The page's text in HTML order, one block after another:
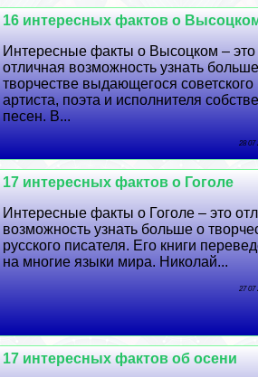
16 интересных фактов о
Интересные факты о Высоцком – это
отличная возможность узнать
творчестве выдающегося советского
артиста, поэта и исполнителя
песен. В...
28 07
17 интересных фактов о Гоголе
Интересные факты о Гоголе – это
возможность узнать больше о
русского писателя. Его книги
на многие языки мира. Николай...
27 07
17 интересных фактов об осени